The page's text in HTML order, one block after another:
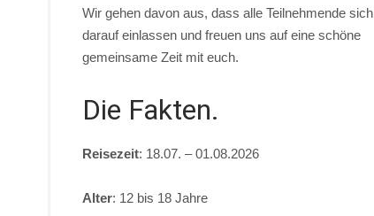
Wir gehen davon aus, dass alle Teilnehmende sich
darauf einlassen und freuen uns auf eine schöne
gemeinsame Zeit mit euch.
Die Fakten.
Reisezeit: 18.07. – 01.08.2026
Alter: 12 bis 18 Jahre